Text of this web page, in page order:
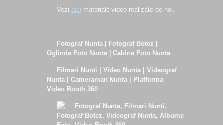
Vezi aici materiale video realizate de noi.
Fotograf Nunta | Fotograf Botez |
Oglinda Foto Nunta | Cabina Foto Nunta
Filmari Nunti | Video Nunta | Videograf
Nunta | Cameraman Nunta | Platforma
Video Booth 360